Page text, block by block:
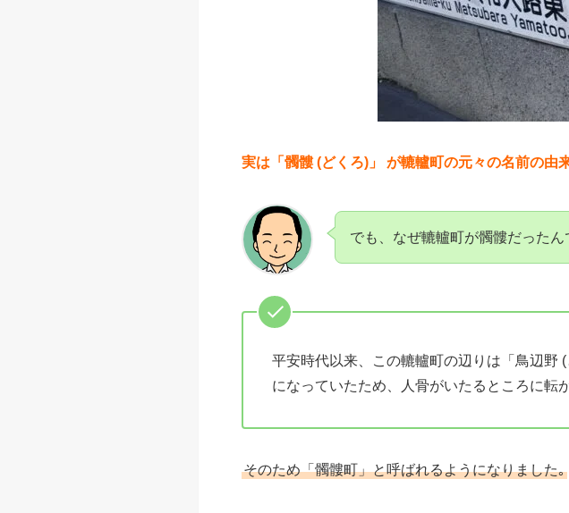
実は「髑髏 (どくろ)」 が轆轤町の元々の名前の由
でも、なぜ轆轤町が髑髏だったん
平安時代以来、この轆轤町の辺りは「鳥辺野
になっていたため、人骨がいたるところに転
そのため「髑髏町」と呼ばれるようになりました｡